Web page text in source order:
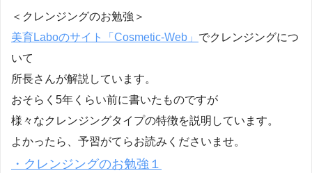
＜クレンジングのお勉強＞
美育Laboのサイト「Cosmetic-Web」 でクレンジングにつ
いて
所長さんが解説しています。
おそらく5年くらい前に書いたものですが
様々なクレンジングタイプの特徴を説明しています。
よかったら、予習がてらお読みくださいませ。
・クレンジングのお勉強１